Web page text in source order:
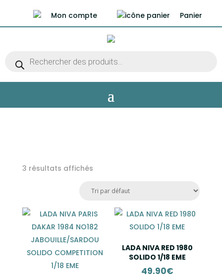
produits
Mon compte Panier
3 résultats affichés
LADA NIVA RED 1980
SOLIDO 1/18 EME
49.90€